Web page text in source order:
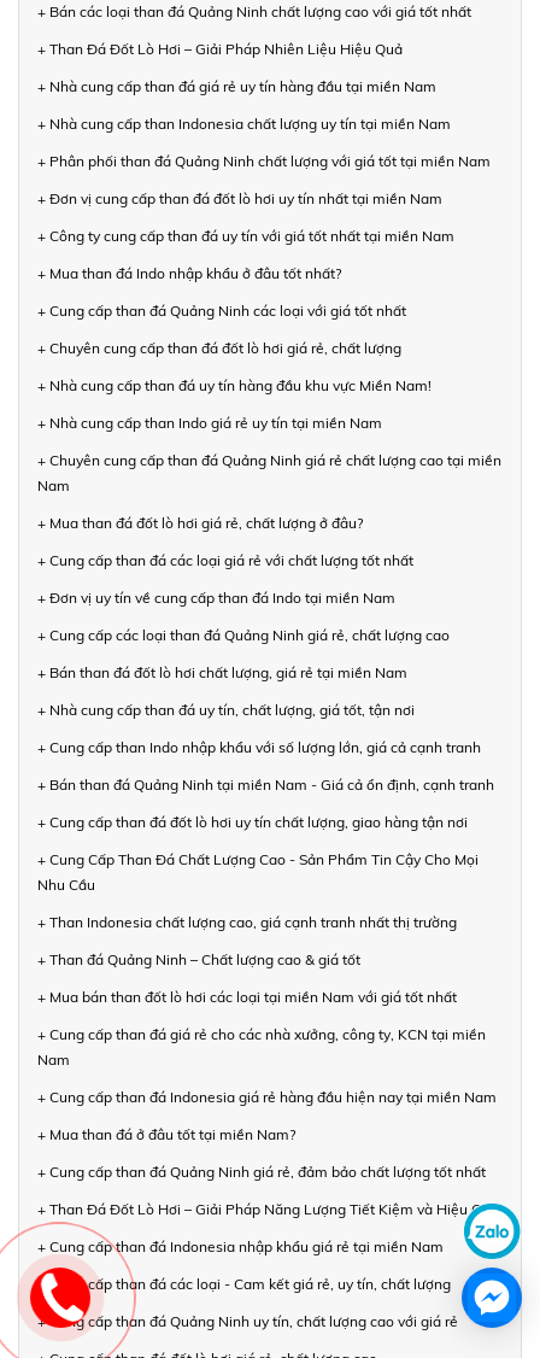
+ Bán các loại than đá Quảng Ninh chất lượng cao với giá tốt nhất
+ Than Đá Đốt Lò Hơi – Giải Pháp Nhiên Liệu Hiệu Quả
+ Nhà cung cấp than đá giá rẻ uy tín hàng đầu tại miền Nam
+ Nhà cung cấp than Indonesia chất lượng uy tín tại miền Nam
+ Phân phối than đá Quảng Ninh chất lượng với giá tốt tại miền Nam
+ Đơn vị cung cấp than đá đốt lò hơi uy tín nhất tại miền Nam
+ Công ty cung cấp than đá uy tín với giá tốt nhất tại miền Nam
+ Mua than đá Indo nhập khẩu ở đâu tốt nhất?
+ Cung cấp than đá Quảng Ninh các loại với giá tốt nhất
+ Chuyên cung cấp than đá đốt lò hơi giá rẻ, chất lượng
+ Nhà cung cấp than đá uy tín hàng đầu khu vực Miền Nam!
+ Nhà cung cấp than Indo giá rẻ uy tín tại miền Nam
+ Chuyên cung cấp than đá Quảng Ninh giá rẻ chất lượng cao tại miền
Nam
+ Mua than đá đốt lò hơi giá rẻ, chất lượng ở đâu?
+ Cung cấp than đá các loại giá rẻ với chất lượng tốt nhất
+ Đơn vị uy tín về cung cấp than đá Indo tại miền Nam
+ Cung cấp các loại than đá Quảng Ninh giá rẻ, chất lượng cao
+ Bán than đá đốt lò hơi chất lượng, giá rẻ tại miền Nam
+ Nhà cung cấp than đá uy tín, chất lượng, giá tốt, tận nơi
+ Cung cấp than Indo nhập khẩu với số lượng lớn, giá cả cạnh tranh
+ Bán than đá Quảng Ninh tại miền Nam - Giá cả ổn định, cạnh tranh
+ Cung cấp than đá đốt lò hơi uy tín chất lượng, giao hàng tận nơi
+ Cung Cấp Than Đá Chất Lượng Cao - Sản Phẩm Tin Cậy Cho Mọi
Nhu Cầu
+ Than Indonesia chất lượng cao, giá cạnh tranh nhất thị trường
+ Than đá Quảng Ninh – Chất lượng cao & giá tốt
+ Mua bán than đốt lò hơi các loại tại miền Nam với giá tốt nhất
+ Cung cấp than đá giá rẻ cho các nhà xưởng, công ty, KCN tại miền
Nam
+ Cung cấp than đá Indonesia giá rẻ hàng đầu hiện nay tại miền Nam
+ Mua than đá ở đâu tốt tại miền Nam?
+ Cung cấp than đá Quảng Ninh giá rẻ, đảm bảo chất lượng tốt nhất
+ Than Đá Đốt Lò Hơi – Giải Pháp Năng Lượng Tiết Kiệm và Hiệu Quả
+ Cung cấp than đá Indonesia nhập khẩu giá rẻ tại miền Nam
+ Cung cấp than đá các loại - Cam kết giá rẻ, uy tín, chất lượng
+ Cung cấp than đá Quảng Ninh uy tín, chất lượng cao với giá rẻ